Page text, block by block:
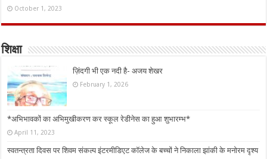
October 1, 2023
शिक्षा
ज़िंदगी भी एक नदी है- अजय शेखर
February 1, 2026
*अभिभावकों का अभिमुखीकरण कर स्कूल रेडीनेस का हुआ शुभारम्भ*
April 11, 2023
स्वतन्त्रता दिवस पर शिवम संकल्प इंटरमीडिएट कॉलेज के बच्चों ने निकाला झांकी के मनोरम दृश्य